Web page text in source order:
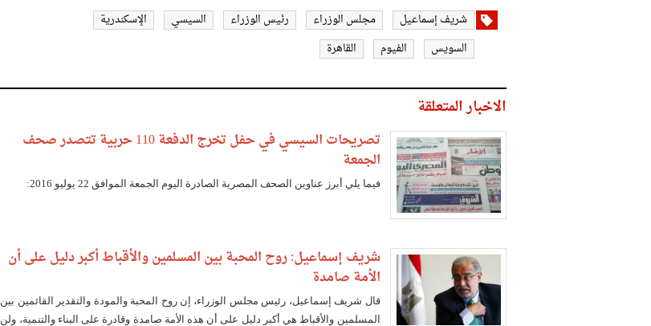
شريف إسماعيل مجلس الوزراء رئيس الوزراء السيسي
الإسكندرية
السويس
الفيوم القاهرة
الاخبار المتعلقة
تصريحات السيسي في حفل تخرج الدفعة 110 حربية تتصدر صحف
الجمعة
فيما يلي أبرز عناوين الصحف المصرية الصادرة اليوم الجمعة الموافق 22 يوليو 2016:
شريف إسماعيل: روح المحبة بين المسلمين والأقباط أكبر دليل على أن
الأمة صامدة
قال شريف إسماعيل، رئيس مجلس الوزراء، إن روح المحبة والمودة والتقدير القائمين بين
المسلمين والأقباط هي أكبر دليل على أن هذه الأمة صامدة وقادرة على البناء والتنمية، ولن